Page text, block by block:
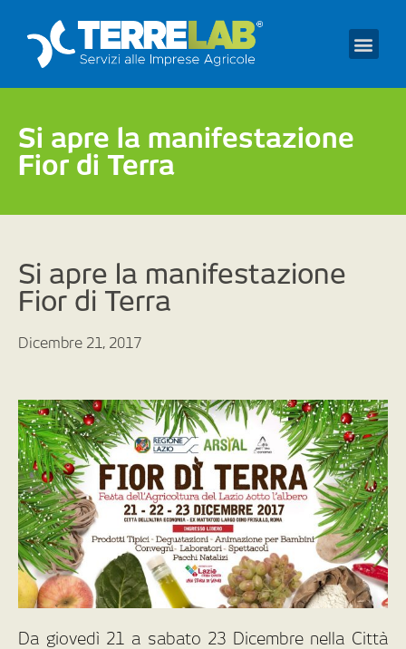
Si apre la manifestazione
Fior di Terra
Si apre la manifestazione
Fior di Terra
Dicembre 21, 2017
Da giovedì 21 a sabato 23 Dicembre nella Città